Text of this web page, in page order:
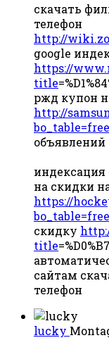
скачать
телефон
http://
google
https://
title
ржд купон
http://
объявлений
индексация
на скидки
https://
скидку
title
сайтам
телефон
lucky